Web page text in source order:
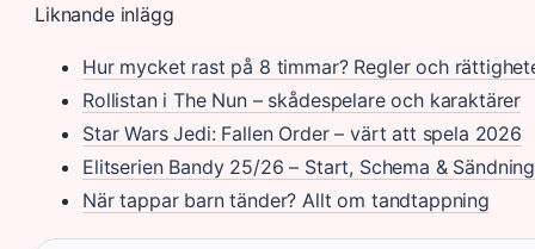
Liknande inlägg
Hur mycket rast på 8 timmar? Regler och
Rollistan i The Nun – skådespelare och karaktärer
Star Wars Jedi: Fallen Order – värt att spela 2026
Elitserien Bandy 25/26 – Start, Schema &
När tappar barn tänder? Allt om tandtappning